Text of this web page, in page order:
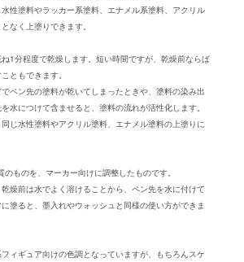
性塗料やラッカー系塗料、エナメル系塗料、アクリル
なく上塗りできます。
1分程度で乾燥します。短い時間ですが、乾燥前ならば
ともできます。
ペン先の塗料が乾いてしまったときや、塗料の染み出
水につけて含ませると、塗料の流れが活性化します。
じ水性塗料やアクリル塗料、エナメル塗料の上塗りに
ものを、マーカー向けに調整したものです。
燥前は水でよく溶けることから、ペン先を水に付けて
塗ると、墨入れやウォッシュと同様の使い方ができま
ィギュア向けの色調となっていますが、もちろんスケ